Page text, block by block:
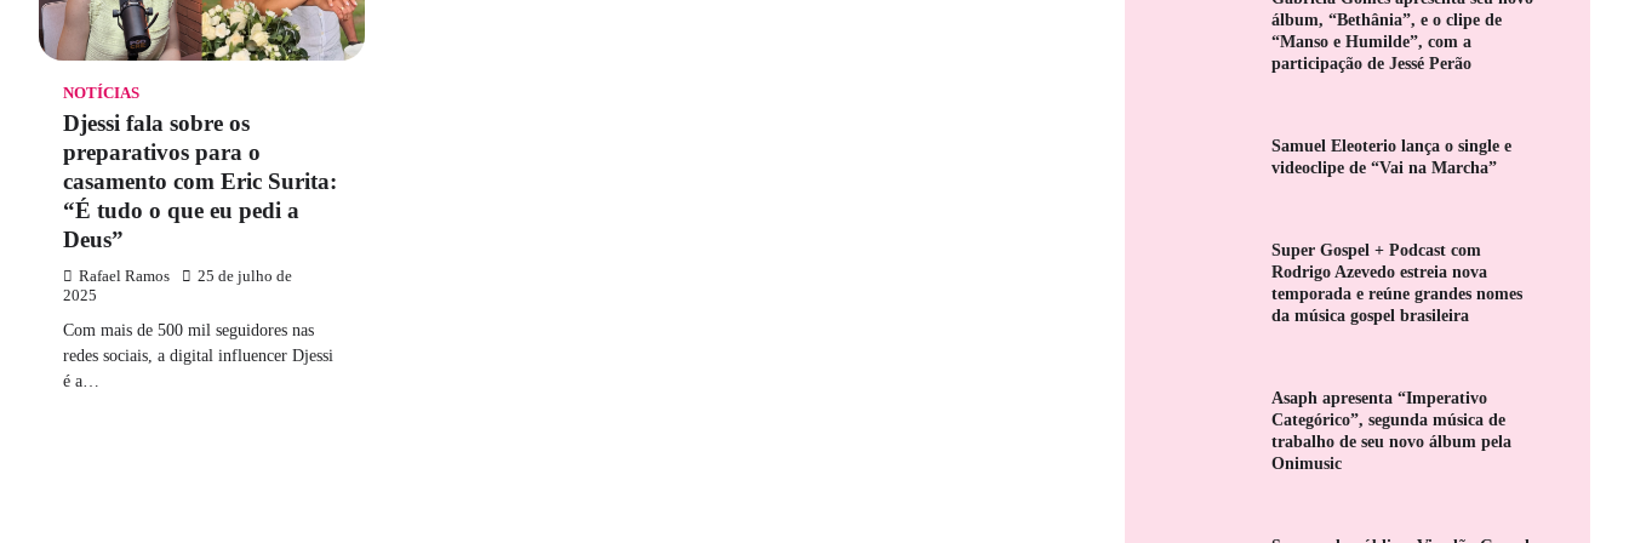
NOTÍCIAS
Djessi fala sobre os
preparativos para o
casamento com Eric Surita:
“É tudo o que eu pedi a
Deus”
Rafael Ramos
25 de julho de
2025
Com mais de 500 mil seguidores nas
redes sociais, a digital influencer Djessi
é a…
álbum, “Bethânia”, e o clipe de
“Manso e Humilde”, com a
participação de Jessé Perão
Samuel Eleoterio lança o single e
videoclipe de “Vai na Marcha”
Super Gospel + Podcast com
Rodrigo Azevedo estreia nova
temporada e reúne grandes nomes
da música gospel brasileira
Asaph apresenta “Imperativo
Categórico”, segunda música de
trabalho de seu novo álbum pela
Onimusic